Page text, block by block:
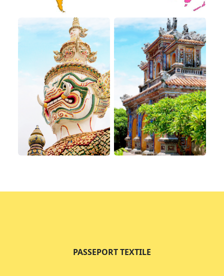
PASSEPORT TEXTILE